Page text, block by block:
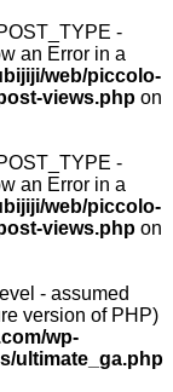
-
an Error in a
web/piccolo-
views.php on
-
an Error in a
web/piccolo-
views.php on
- assumed
version of PHP)
wp-
ultimate_ga.php